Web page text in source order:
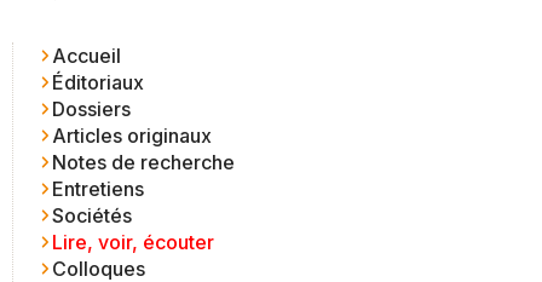
Accueil
Éditoriaux
Dossiers
Articles originaux
Notes de recherche
Entretiens
Sociétés
Lire, voir, écouter
Colloques